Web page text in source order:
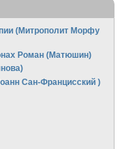
(Митрополит Морфу
Роман (Матюшин)
Сан-Францисский )